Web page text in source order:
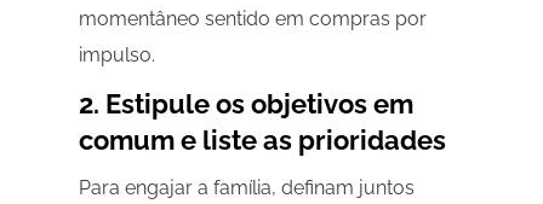
momentâneo sentido em compras por
impulso.
2. Estipule os objetivos em
comum e liste as prioridades
Para engajar a família, definam juntos